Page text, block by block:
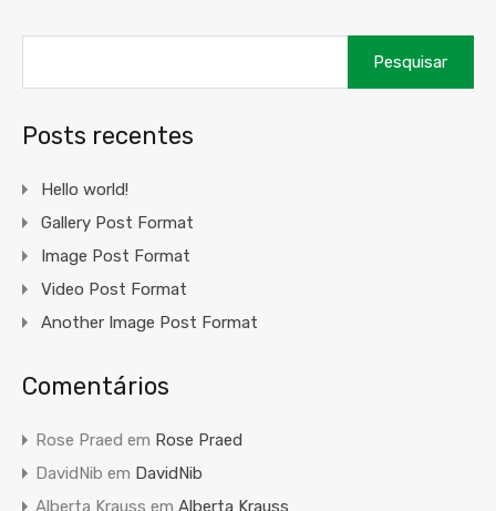
por:
Posts recentes
Hello world!
Gallery Post Format
Image Post Format
Video Post Format
Another Image Post Format
Comentários
Rose Praed em Rose Praed
DavidNib em DavidNib
Alberta Krauss em Alberta Krauss